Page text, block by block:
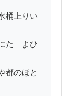
桶上りい
たゝよひ
都のほと